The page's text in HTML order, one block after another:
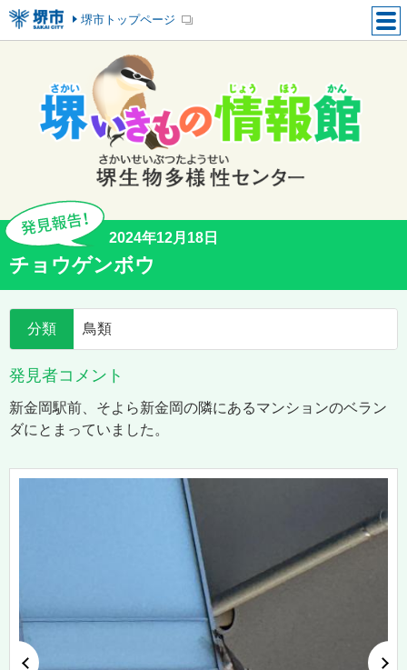
堺市トップページ
2024年12月18日
チョウゲンボウ
分類 鳥類
発見者コメント
新金岡駅前、そよら新金岡の隣にあるマンションのベラン
ダにとまっていました。